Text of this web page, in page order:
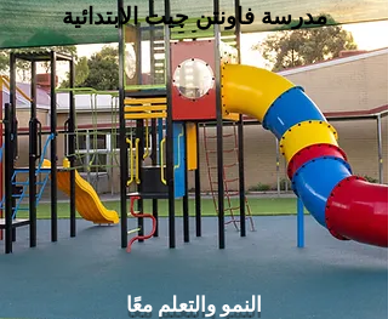
مدرسة فاونتن جيت الابتدائية
النمو والتعلم معًا